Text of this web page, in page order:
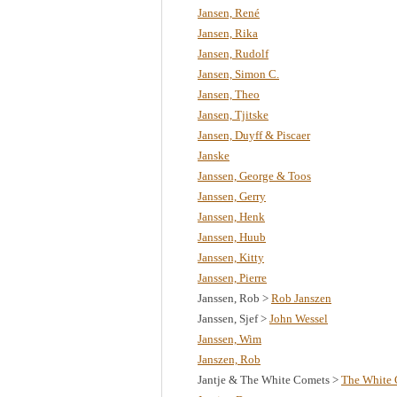
Jansen, René
Jansen, Rika
Jansen, Rudolf
Jansen, Simon C.
Jansen, Theo
Jansen, Tjitske
Jansen, Duyff & Piscaer
Janske
Janssen, George & Toos
Janssen, Gerry
Janssen, Henk
Janssen, Huub
Janssen, Kitty
Janssen, Pierre
Janssen, Rob > Rob Janszen
Janssen, Sjef > John Wessel
Janssen, Wim
Janszen, Rob
Jantje & The White Comets > The White